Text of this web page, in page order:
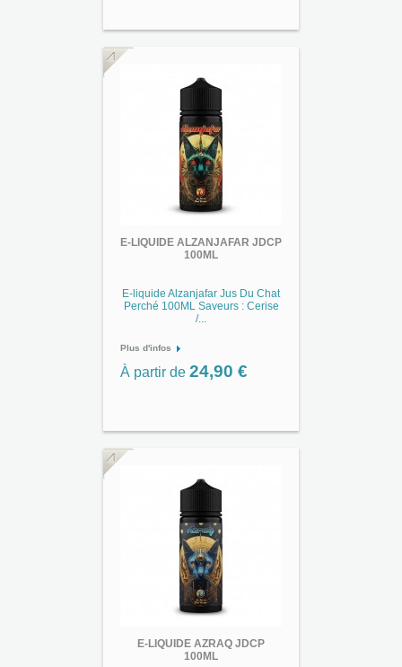
E-LIQUIDE ALZANJAFAR JDCP
100ML
E-liquide Alzanjafar Jus Du Chat
Perché 100ML Saveurs : Cerise
/...
Plus d'infos
À partir de 24,90 €
E-LIQUIDE AZRAQ JDCP
100ML